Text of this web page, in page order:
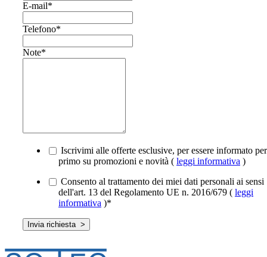
E-mail*
Telefono*
Note*
Iscrivimi alle offerte esclusive, per essere informato per
primo su promozioni e novità ( leggi informativa )
Consento al trattamento dei miei dati personali ai sensi
dell'art. 13 del Regolamento UE n. 2016/679 ( leggi
informativa )*